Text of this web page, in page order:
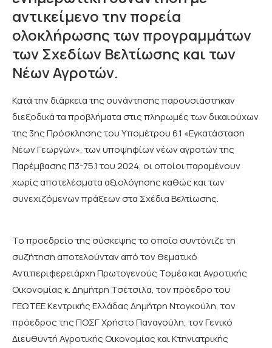
αντικείμενο την πορεία
ολοκλήρωσης των προγραμμάτων
των Σχεδίων Βελτίωσης και των
Νέων Αγροτών.
Κατά την διάρκεια της συνάντησης παρουσιάστηκαν
διεξοδικά τα προβλήματα στις πληρωμές των δικαιούχων
της 3ης Πρόσκλησης του Υπομέτρου 6.1 «Εγκατάσταση
Νέων Γεωργών», των υποψηφίων νέων αγροτών της
Παρέμβασης Π3-75.1 του 2024, οι οποίοι παραμένουν
χωρίς αποτελέσματα αξιολόγησης καθώς και των
συνεχιζόμενων πράξεων στα Σχέδια Βελτίωσης.
Το προεδρείο της σύσκεψης το οποίο συντόνιζε τη
συζήτηση αποτελούνταν από τον θεματικό
Αντιπεριφερειάρχη Πρωτογενούς Τομέα και Αγροτικής
Οικονομίας κ. Δημήτρη Τσέτσιλα, τον πρόεδρο του
ΓΕΩΤΕΕ Κεντρικής Ελλάδας Δημήτρη Ντογκούλη, τον
πρόεδρος της ΠΟΣΓ Χρήστο Παναγούλη, τον Γενικό
Διευθυντή Αγροτικής Οικονομίας και Κτηνιατρικής